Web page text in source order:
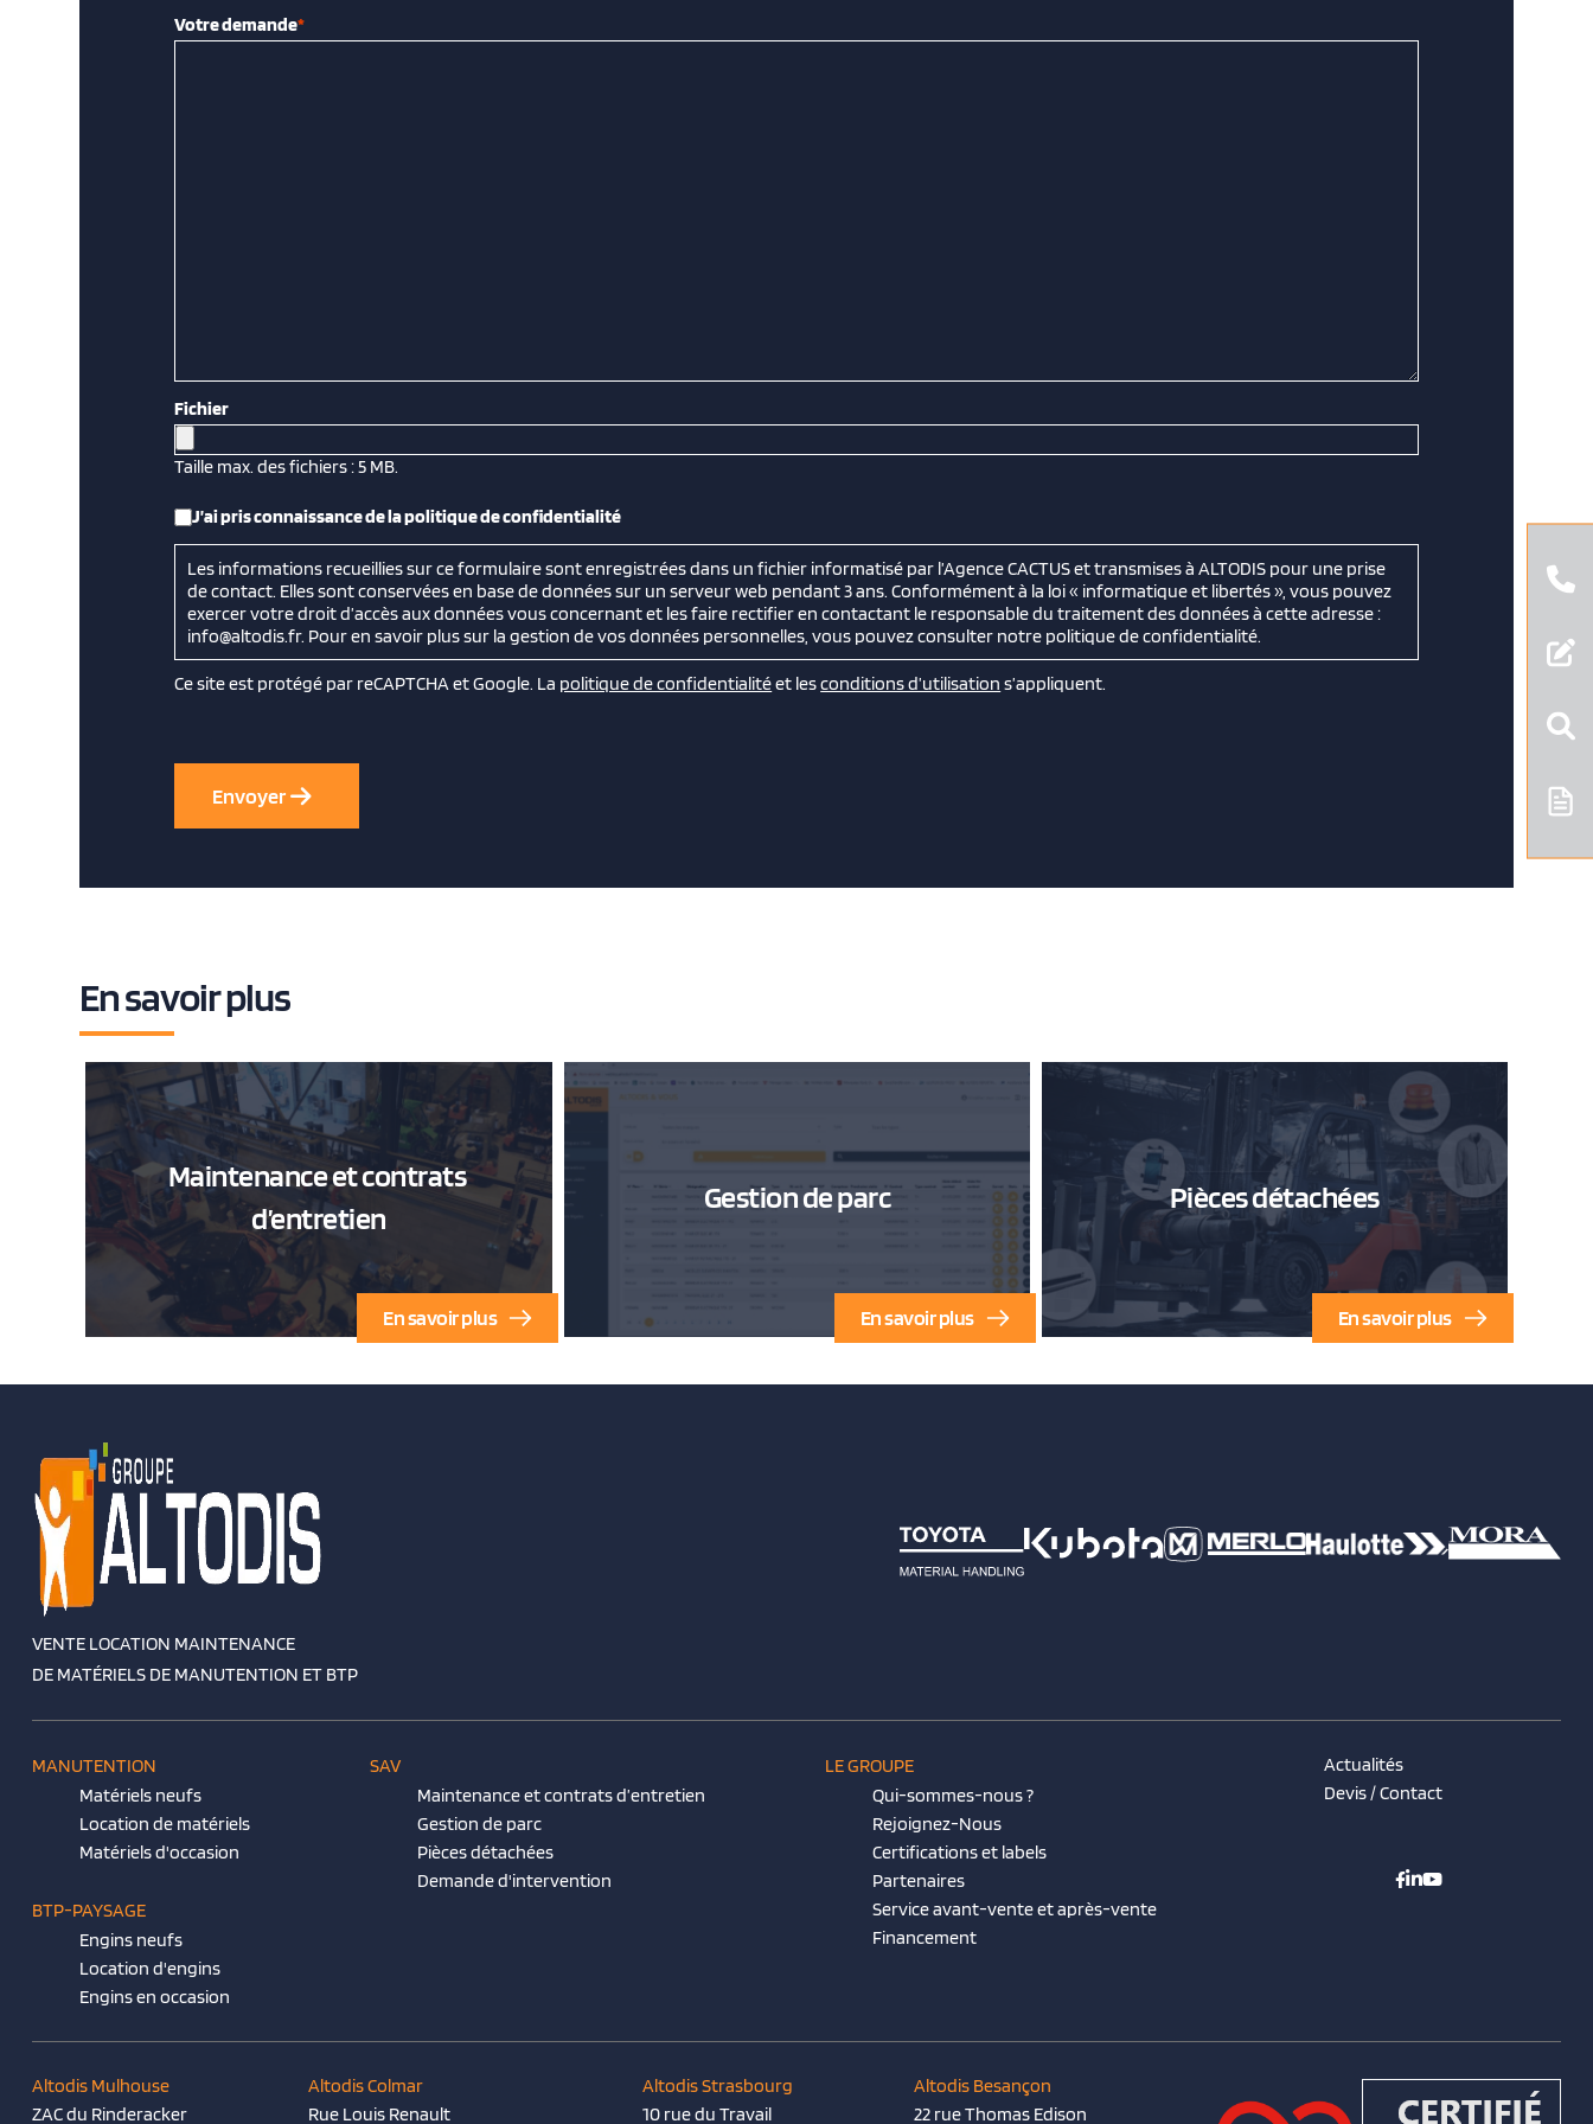
Votre demande*
Fichier
Taille max. des fichiers : 5 MB.
J’ai pris connaissance de la politique de confidentialité
Les informations recueillies sur ce formulaire sont enregistrées dans un fichier informatisé par l’Agence CACTUS et transmises à ALTODIS pour une prise
de contact. Elles sont conservées en base de données sur un serveur web pendant 3 ans. Conformément à la loi « informatique et libertés », vous pouvez
exercer votre droit d’accès aux données vous concernant et les faire rectifier en contactant le responsable du traitement des données à cette adresse :
info@altodis.fr. Pour en savoir plus sur la gestion de vos données personnelles, vous pouvez consulter notre politique de confidentialité.
Ce site est protégé par reCAPTCHA et Google. La politique de confidentialitéet lesconditions d’utilisation s’appliquent.
En savoir plus
Maintenance et contrats
d’entretien
En savoir plus
Gestion de parc
En savoir plus
Pièces détachées
En savoir plus
VENTE LOCATION MAINTENANCE
DE MATÉRIELS DE MANUTENTION ET BTP
MANUTENTION
Matériels neufs
Location de matériels
Matériels d'occasion
BTP-PAYSAGE
Engins neufs
Location d'engins
Engins en occasion
SAV
Maintenance et contrats d’entretien
Gestion de parc
Pièces détachées
Demande d'intervention
LE GROUPE
Qui-sommes-nous ?
Rejoignez-Nous
Certifications et labels
Partenaires
Service avant-vente et après-vente
Financement
Actualités
Devis / Contact
Altodis Mulhouse
ZAC du Rinderacker
Altodis Colmar
Rue Louis Renault
Altodis Strasbourg
10 rue du Travail
Altodis Besançon
22 rue Thomas Edison